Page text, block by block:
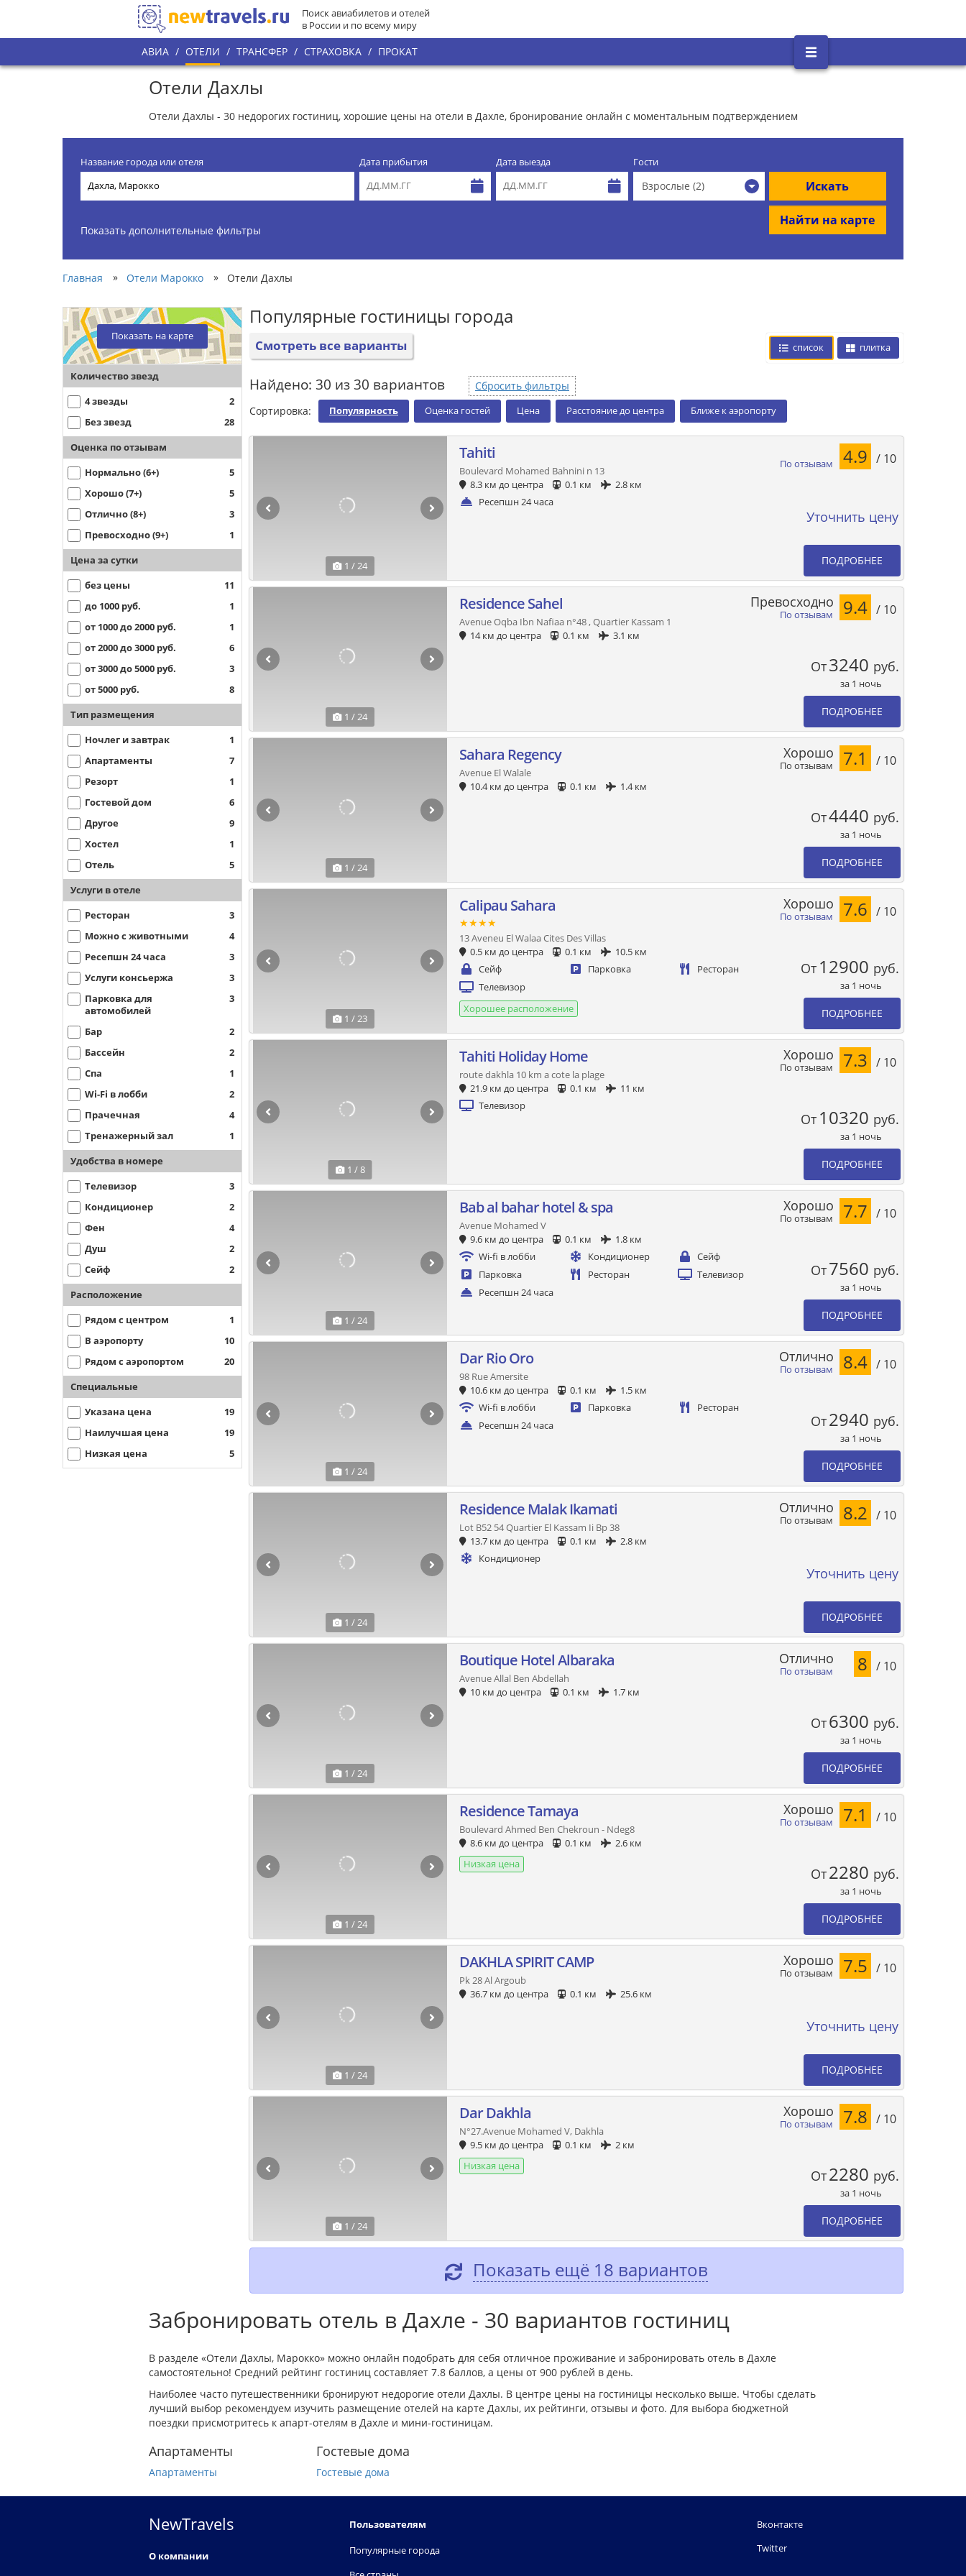
Поиск авиабилетов и отелей
в России и по всему миру
АВИА / ОТЕЛИ / ТРАНСФЕР / СТРАХОВКА / ПРОКАТ
Отели Дахлы
Отели Дахлы - 30 недорогих гостиниц, хорошие цены на отели в Дахле, бронирование онлайн с моментальным подтверждением
Название города или отеля Дата прибытия Дата выезда Гости
Взрослые (2) Искать
Найти на карте
Показать дополнительные фильтры
Главная » Отели Марокко » Отели Дахлы
Показать на карте
Количество звезд
4 звезды
2
Без звезд
28
Оценка по отзывам
Нормально (6+)
5
Хорошо (7+)
5
Отлично (8+)
3
Превосходно (9+)
1
Цена за сутки
без цены
11
до 1000 руб.
1
от 1000 до 2000 руб.
1
от 2000 до 3000 руб.
6
от 3000 до 5000 руб.
3
от 5000 руб.
8
Тип размещения
Ночлег и завтрак
1
Апартаменты
7
Резорт
1
Гостевой дом
6
Другое
9
Хостел
1
Отель
5
Услуги в отеле
Ресторан
3
Можно с животными
4
Ресепшн 24 часа
3
Услуги консьержа
3
Парковка для
автомобилей
3
Бар
2
Бассейн
2
Спа
1
Wi-Fi в лобби
2
Прачечная
4
Тренажерный зал
1
Удобства в номере
Телевизор
3
Кондиционер
2
Фен
4
Душ
2
Сейф
2
Расположение
Рядом с центром
1
В аэропорту
10
Рядом с аэропортом
20
Специальные
Указана цена
19
Наилучшая цена
19
Низкая цена
5
Популярные гостиницы города
Смотреть все варианты список плитка
Найдено: 30 из 30 вариантов
Сбросить фильтры
Сортировка:
Популярность Оценка гостей Цена Расстояние до центра Ближе к аэропорту
1 / 24
Tahiti
Boulevard Mohamed Bahnini n 13
8.3 км до центра
0.1 км
2.8 км
Ресепшн 24 часа
По отзывам 4.9 / 10
Уточнить цену
ПОДРОБНЕЕ
1 / 24
Residence Sahel
Avenue Oqba Ibn Nafiaa n°48 , Quartier Kassam 1
14 км до центра
0.1 км 3.1 км
По отзывам
Превосходно 9.4 / 10
От3240 руб.
за 1 ночь
ПОДРОБНЕЕ
1 / 24
Sahara Regency
Avenue El Walale
10.4 км до центра
0.1 км 1.4 км
По отзывам
Хорошо 7.1 / 10
От4440 руб.
за 1 ночь
ПОДРОБНЕЕ
1 / 23
Calipau Sahara
★★★★
13 Aveneu El Walaa Cites Des Villas
0.5 км до центра
0.1 км
10.5 км
Сейф
Парковка
Ресторан
Телевизор
Хорошее расположение
По отзывам
Хорошо 7.6 / 10
От 12900 руб.
за 1 ночь
ПОДРОБНЕЕ
1 / 8
Tahiti Holiday Home
route dakhla 10 km a cote la plage
21.9 км до центра
0.1 км
11 км
Телевизор
По отзывам
Хорошо 7.3 / 10
От 10320 руб.
за 1 ночь
ПОДРОБНЕЕ
1 / 24
Bab al bahar hotel & spa
Avenue Mohamed V
9.6 км до центра
0.1 км
1.8 км
Wi-fi в лобби
Кондиционер
Сейф
Парковка
Ресторан
Телевизор
Ресепшн 24 часа
По отзывам
Хорошо 7.7 / 10
От7560 руб.
за 1 ночь
ПОДРОБНЕЕ
1 / 24
Dar Rio Oro
98 Rue Amersite
10.6 км до центра
0.1 км
1.5 км
Wi-fi в лобби
Парковка
Ресторан
Ресепшн 24 часа
По отзывам
Отлично 8.4 / 10
От2940 руб.
за 1 ночь
ПОДРОБНЕЕ
1 / 24
Residence Malak Ikamati
Lot B52 54 Quartier El Kassam Ii Bp 38
13.7 км до центра
0.1 км
2.8 км
Кондиционер
По отзывам
Отлично 8.2 / 10
Уточнить цену
ПОДРОБНЕЕ
1 / 24
Boutique Hotel Albaraka
Avenue Allal Ben Abdellah
10 км до центра
0.1 км 1.7 км
По отзывам
Отлично 8 / 10
От6300 руб.
за 1 ночь
ПОДРОБНЕЕ
1 / 24
Residence Tamaya
Boulevard Ahmed Ben Chekroun - Ndeg8
8.6 км до центра
0.1 км
2.6 км
Низкая цена
По отзывам
Хорошо 7.1 / 10
От2280 руб.
за 1 ночь
ПОДРОБНЕЕ
1 / 24
DAKHLA SPIRIT CAMP
Pk 28 Al Argoub
36.7 км до центра
0.1 км 25.6 км
По отзывам
Хорошо 7.5 / 10
Уточнить цену
ПОДРОБНЕЕ
1 / 24
Dar Dakhla
N°27.Avenue Mohamed V, Dakhla
9.5 км до центра
0.1 км
2 км
Низкая цена
По отзывам
Хорошо 7.8 / 10
От2280 руб.
за 1 ночь
ПОДРОБНЕЕ
Показать ещё 18 вариантов
Забронировать отель в Дахле - 30 вариантов гостиниц
В разделе «Отели Дахлы, Марокко» можно онлайн подобрать для себя отличное проживание и забронировать отель в Дахле
самостоятельно! Средний рейтинг гостиниц составляет 7.8 баллов, а цены от 900 рублей в день.
Наиболее часто путешественники бронируют недорогие отели Дахлы. В центре цены на гостиницы несколько выше. Чтобы сделать
лучший выбор рекомендуем изучить размещение отелей на карте Дахлы, их рейтинги, отзывы и фото. Для выбора бюджетной
поездки присмотритесь к апарт-отелям в Дахле и мини-гостиницам.
Апартаменты
Апартаменты
Гостевые дома
Гостевые дома
NewTravels
О компании
Пользователям
Популярные города
Вконтакте
Twitter